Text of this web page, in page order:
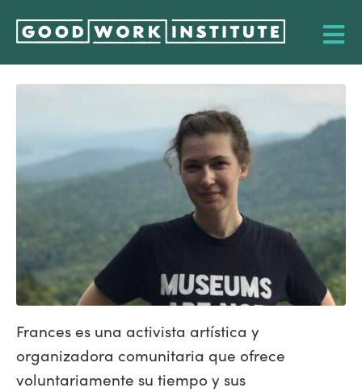
Frances es una activista artística y
organizadora comunitaria que ofrece
voluntariamente su tiempo y sus